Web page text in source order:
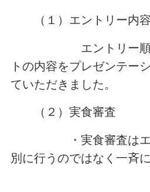
（１）エントリー内
エントリー順に
トの内容をプレゼンテー
ていただきました。
（２）実食審査
・実食審査はエン
別に行うのではなく一斉